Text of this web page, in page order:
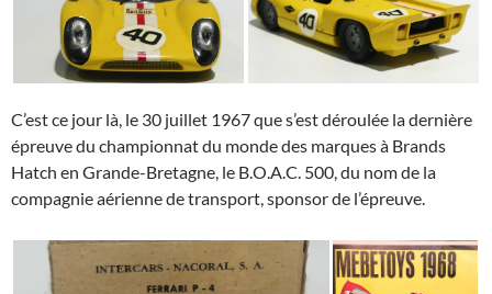
C’est ce jour là, le 30 juillet 1967 que s’est déroulée la dernière
épreuve du championnat du monde des marques à Brands
Hatch en Grande-Bretagne, le B.O.A.C. 500, du nom de la
compagnie aérienne de transport, sponsor de l’épreuve.